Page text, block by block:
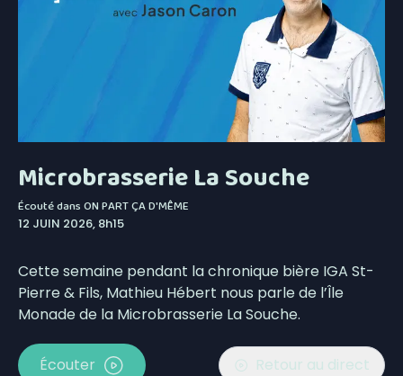
Microbrasserie La Souche
Écouté dansON PART ÇA D'MÊME
12 JUIN 2026, 8h15
Cette semaine pendant la chronique bière IGA St-
Pierre & Fils, Mathieu Hébert nous parle de l’Île
Monade de la Microbrasserie La Souche.
Écouter Retour au direct